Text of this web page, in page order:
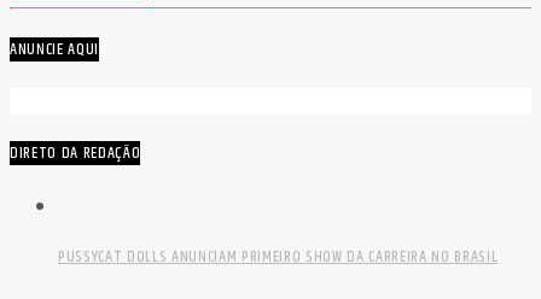
ANUNCIE AQUI
DIRETO DA REDAÇÃO
PUSSYCAT DOLLS ANUNCIAM PRIMEIRO SHOW DA CARREIRA NO BRASIL